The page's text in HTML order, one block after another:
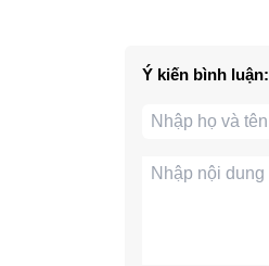
Ý kiến bình luận: